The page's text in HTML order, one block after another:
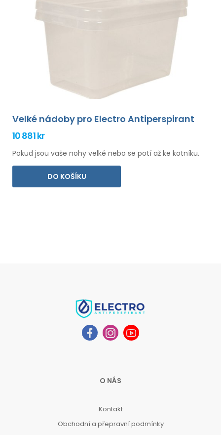
Velké nádoby pro Electro Antiperspirant
10 881 kr
Pokud jsou vaše nohy velké nebo se potí až ke kotníku.
DO KOŠÍKU
O NÁS
Kontakt
Obchodní a přepravní podmínky